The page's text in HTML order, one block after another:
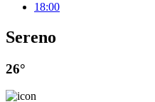
18:00
Sereno
26°